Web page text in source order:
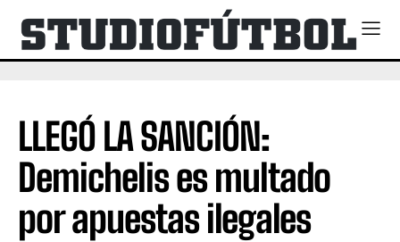
LLEGÓ LA SANCIÓN:
Demichelis es multado
por apuestas ilegales